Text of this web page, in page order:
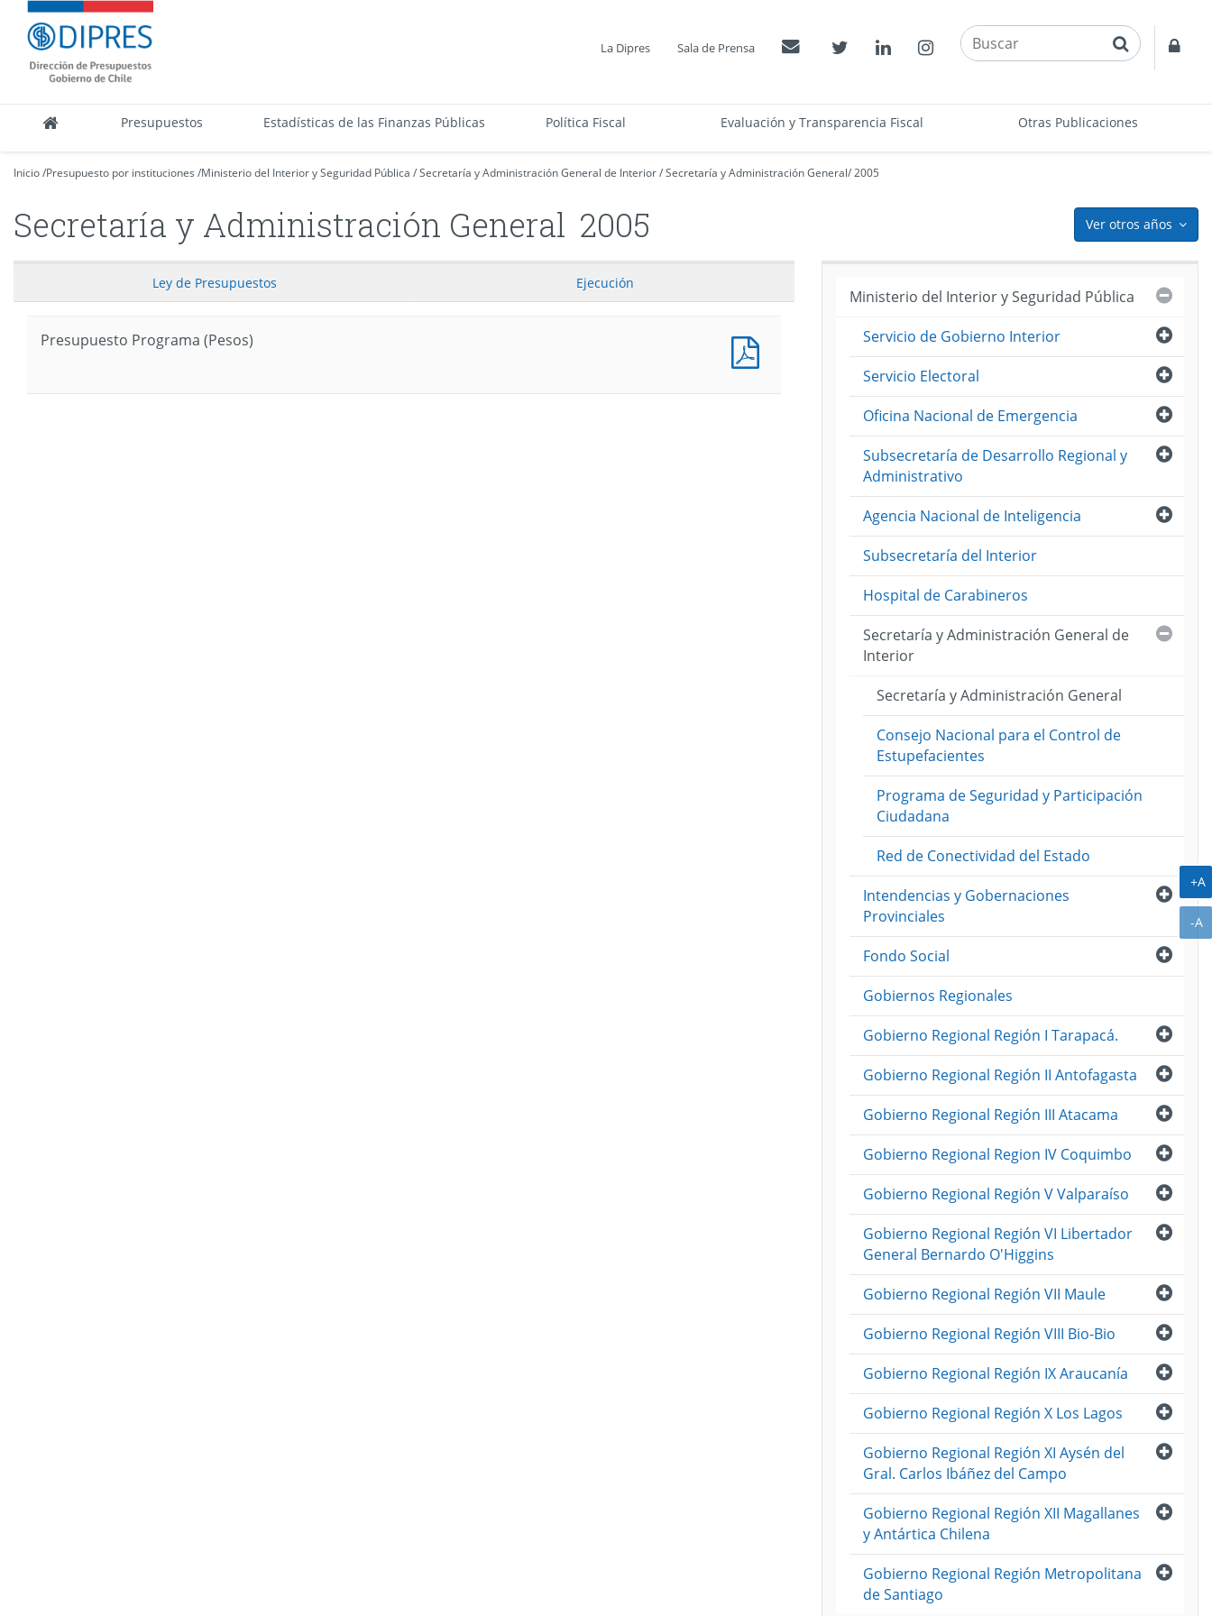
Contenido
principalDIPRES
-
Dirección
de
Presupuestos Estadísticas de las Finanzas Públicas Política Fiscal Evaluación y Transparencia Fiscal Otras Publicaciones
La Dipres Sala de Prensa Contactos Twitter LinkedinInstagram buscar
Inicio/Presupuesto por instituciones /Ministerio del Interior y Seguridad Pública /Secretaría y Administración General de Interior/Secretaría y Administración General/2005
Ver otros años
Secretaría y Administración General 2005
Ley de Presupuestos Ejecución
Presupuesto Programa (Pesos)
Ministerio del Interior y Seguridad Pública
Abrir
Servicio de Gobierno Interior
Abrir
Servicio Electoral
Abrir
Oficina Nacional de Emergencia
Abrir
Subsecretaría de Desarrollo Regional y
Administrativo
Abrir
Agencia Nacional de Inteligencia
Subsecretaría del Interior
Hospital de Carabineros
Secretaría y Administración General de
Interior
Secretaría y Administración General
Consejo Nacional para el Control de
Estupefacientes
Programa de Seguridad y Participación
Ciudadana
Red de Conectividad del Estado
Abrir
Intendencias y Gobernaciones
Provinciales
Abrir
Fondo Social
Gobiernos Regionales
Abrir
Gobierno Regional Región I Tarapacá.
Abrir
Gobierno Regional Región II Antofagasta
Abrir
Gobierno Regional Región III Atacama
Abrir
Gobierno Regional Region IV Coquimbo
Abrir
Gobierno Regional Región V Valparaíso
Abrir
Gobierno Regional Región VI Libertador
General Bernardo O'Higgins
Abrir
Gobierno Regional Región VII Maule
Abrir
Gobierno Regional Región VIII Bio-Bio
Abrir
Gobierno Regional Región IX Araucanía
Abrir
Gobierno Regional Región X Los Lagos
Abrir
Gobierno Regional Región XI Aysén del
Gral. Carlos Ibáñez del Campo
Abrir
Gobierno Regional Región XII Magallanes
y Antártica Chilena
Abrir
Gobierno Regional Región Metropolitana
de Santiago
+A
-A